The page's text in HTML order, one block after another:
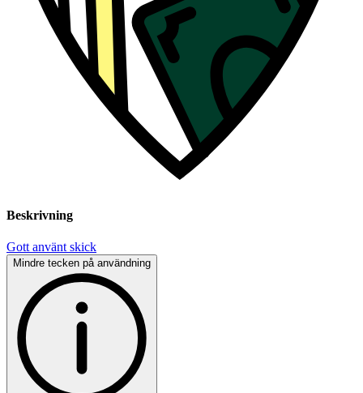
Beskrivning
Gott använt skick
Mindre tecken på användning